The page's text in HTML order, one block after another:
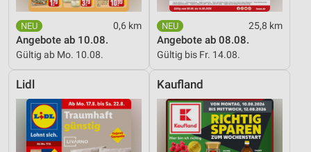
0,6 km
Angebote ab 10.08.
Gültig ab Mo. 10.08.
25,8 km
Angebote ab 08.08.
Gültig bis Fr. 14.08.
Lidl Kaufland